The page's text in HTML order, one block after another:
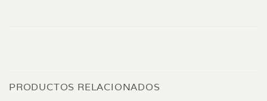
PRODUCTOS RELACIONADOS